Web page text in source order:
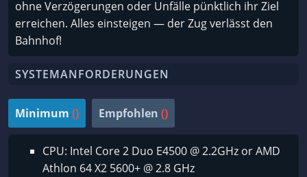
ohne Verzögerungen oder Unfälle pünktlich ihr Ziel
erreichen. Alles einsteigen — der Zug verlässt den
Bahnhof!
SYSTEMANFORDERUNGEN
Minimum () Empfohlen ()
CPU: Intel Core 2 Duo E4500 @ 2.2GHz or AMD
Athlon 64 X2 5600+ @ 2.8 GHz